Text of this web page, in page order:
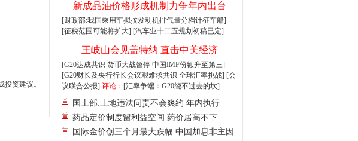
资建议。
新成品油价格形成机制力争年内出台
[财政部:我国乘用车拟按发动机排气量分档计征车船]
[征税范围可能将扩大] [汽车业十二五规划初稿已定]
王岐山会见盖特纳 直击中美经济
[G20达成共识 货币大战暂停 中国IMF份额升至第三]
[G20财长及央行行长会议艰难求共识 全球汇率挑战] [会
议联合公报] 评论： [汇率争端：G20绕不过去的坎]
国土部:土地违法问责不会爽约 年内执行
药品定价制度留利益空间 药价居高不下
国际金价创三个月最大跌幅 中国加息非主因